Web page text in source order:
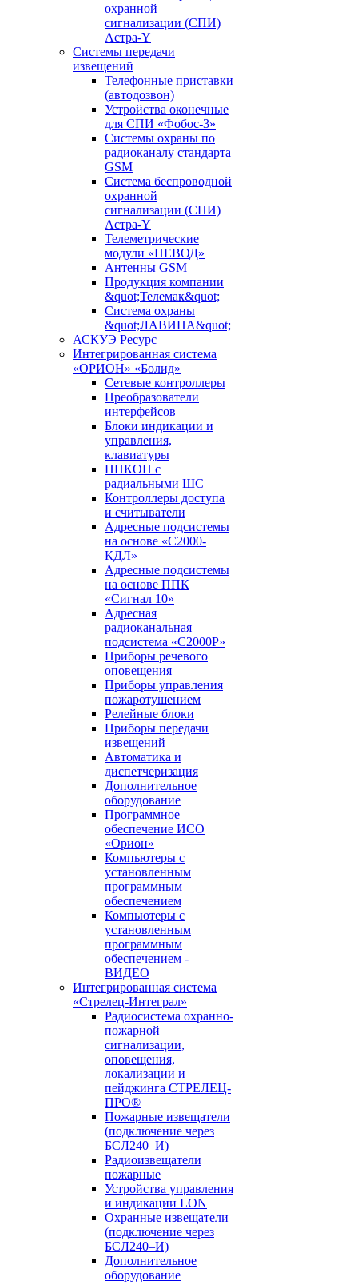
охранной
сигнализации (СПИ)
Астра-Y
Системы передачи
извещений
Телефонные приставки
(автодозвон)
Устройства оконечные
для СПИ «Фобос-3»
Системы охраны по
радиоканалу стандарта
GSM
Система беспроводной
охранной
сигнализации (СПИ)
Астра-Y
Телеметрические
модули «НЕВОД»
Антенны GSM
Продукция компании
&quot;Телемак&quot;
Система охраны
&quot;ЛАВИНА&quot;
АСКУЭ Ресурс
Интегрированная система
«ОРИОН» «Болид»
Сетевые контроллеры
Преобразователи
интерфейсов
Блоки индикации и
управления,
клавиатуры
ППКОП с
радиальными ШС
Контроллеры доступа
и считыватели
Адресные подсистемы
на основе «С2000-
КДЛ»
Адресные подсистемы
на основе ППК
«Сигнал 10»
Адресная
радиоканальная
подсистема «С2000Р»
Приборы речевого
оповещения
Приборы управления
пожаротушением
Релейные блоки
Приборы передачи
извещений
Автоматика и
диспетчеризация
Дополнительное
оборудование
Программное
обеспечение ИСО
«Орион»
Компьютеры с
установленным
программным
обеспечением
Компьютеры с
установленным
программным
обеспечением -
ВИДЕО
Интегрированная система
«Стрелец-Интеграл»
Радиосистема охранно-
пожарной
сигнализации,
оповещения,
локализации и
пейджинга СТРЕЛЕЦ-
ПРО®
Пожарные извещатели
(подключение через
БСЛ240–И)
Радиоизвещатели
пожарные
Устройства управления
и индикации LON
Охранные извещатели
(подключение через
БСЛ240–И)
Дополнительное
оборудование